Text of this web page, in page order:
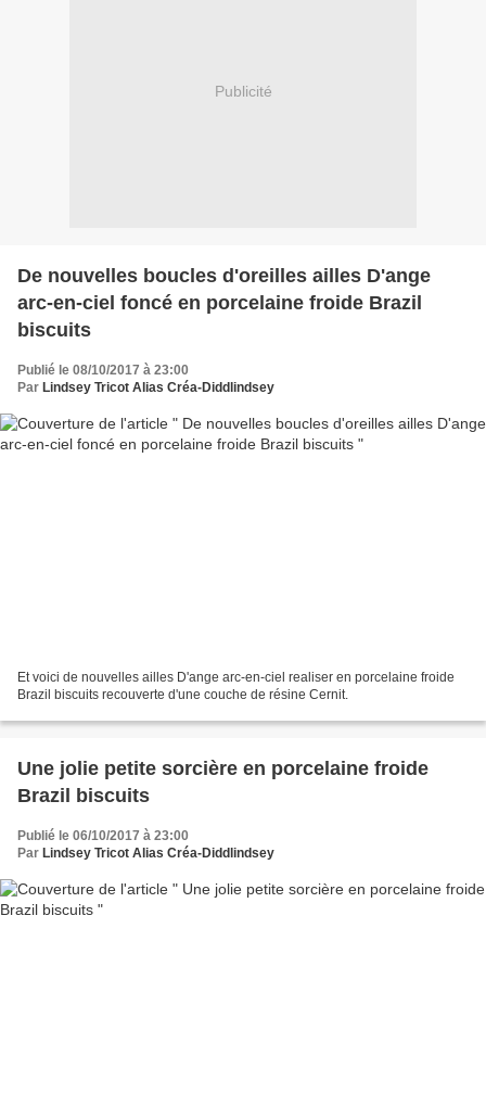
Publicité
De nouvelles boucles d'oreilles ailles D'ange
arc-en-ciel foncé en porcelaine froide Brazil
biscuits
Publié le 08/10/2017 à 23:00
Par Lindsey Tricot Alias Créa-Diddlindsey
Et voici de nouvelles ailles D'ange arc-en-ciel realiser en porcelaine froide
Brazil biscuits recouverte d'une couche de résine Cernit.
Une jolie petite sorcière en porcelaine froide
Brazil biscuits
Publié le 06/10/2017 à 23:00
Par Lindsey Tricot Alias Créa-Diddlindsey